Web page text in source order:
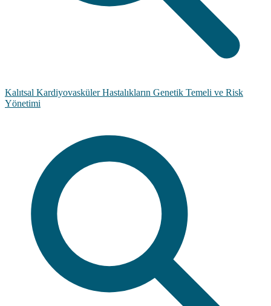
Kalıtsal Kardiyovasküler Hastalıkların Genetik Temeli ve Risk
Yönetimi